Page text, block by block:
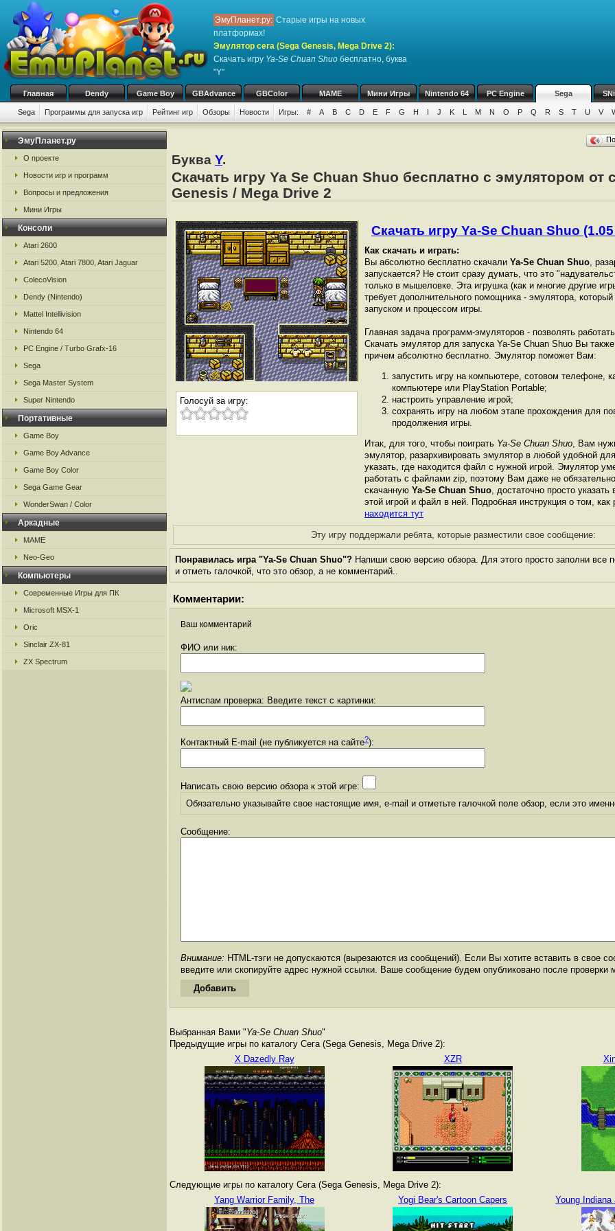
ЭмуПланет.ру: Старые игры на новых
платформах!
Эмулятор сега (Sega Genesis, Mega Drive 2):
Скачать игру Ya-Se Chuan Shuo бесплатно, буква
"Y"
Главная Dendy Game Boy GBAdvance GBColor MAME Мини Игры Nintendo 64 PC Engine Sega
Sega Программы для запуска игр Рейтинг игр Обзоры Новости Игры: # A B C D E F G H I J K L M N O P Q R S T U V
ЭмуПланет.ру
О проекте
Новости игр и программ
Вопросы и предложения
Мини Игры
Консоли
Atari 2600
Atari 5200, Atari 7800, Atari Jaguar
ColecoVision
Dendy (Nintendo)
Mattel Intellivision
Nintendo 64
PC Engine / Turbo Grafx-16
Sega
Sega Master System
Super Nintendo
Портативные
Game Boy
Game Boy Advance
Game Boy Color
Sega Game Gear
WonderSwan / Color
Аркадные
MAME
Neo-Geo
Компьютеры
Современные Игры для ПК
Microsoft MSX-1
Oric
Sinclair ZX-81
ZX Spectrum
Буква Y.
Скачать игру Ya Se Chuan Shuo бесплатно с эмулятором от
Genesis / Mega Drive 2
Голосуй за игру:
Скачать игру Ya-Se Chuan Shuo
Как скачать и играть:
Вы абсолютно бесплатно скачали Ya-Se Chuan Shuo,
запускается? Не стоит сразу думать, что это
только в мышеловке. Эта игрушка (как и многие другие
требует дополнительного помощника - эмулятора,
запуском и процессом игры.
Главная задача программ-эмуляторов - позволять
Скачать эмулятор для запуска Ya-Se Chuan Shuo Вы
причем абсолютно бесплатно. Эмулятор поможет Вам:
запустить игру на компьютере, сотовом телефоне,
компьютере или PlayStation Portable;
настроить управление игрой;
сохранять игру на любом этапе прохождения для
продолжения игры.
Итак, для того, чтобы поиграть Ya-Se Chuan Shuo, Вам
эмулятор, разархивировать эмулятор в любой удобной
указать, где находится файл с нужной игрой. Эмулятор
работать с файлами zip, поэтому Вам даже не
скачанную Ya-Se Chuan Shuo, достаточно просто
этой игрой и файл в ней. Подробная инструкция о том, как
находится тут
Эту игру поддержали ребята, которые разместили свое сообщение:
Понравилась игра "Ya-Se Chuan Shuo"? Напиши свою версию обзора. Для этого просто заполни все
и отметь галочкой, что это обзор, а не комментарий..
Комментарии:
Ваш комментарий
ФИО или ник:
Антиспам проверка: Введите текст с картинки:
Контактный E-mail (не публикуется на сайте?):
Написать свою версию обзора к этой игре:
Обязательно указывайте свое настоящие имя, e-mail и отметьте галочкой поле обзор, если это
Сообщение:
Внимание: HTML-тэги не допускаются (вырезаются из сообщений). Если Вы хотите вставить в свое
введите или скопируйте адрес нужной ссылки. Ваше сообщение будем опубликовано после проверки
Выбранная Вами "Ya-Se Chuan Shuo"
Предыдущие игры по каталогу Сега (Sega Genesis, Mega Drive 2):
X Dazedly Ray
XZR
Следующие игры по каталогу Сега (Sega Genesis, Mega Drive 2):
Yang Warrior Family, The
Yogi Bear's Cartoon Capers Young